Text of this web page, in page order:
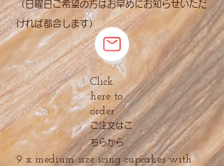
Click
here to
order
​ご注文はこ
ちらから
​（日曜日ご希望の方はお早めにお知らせいただ
ければ都合します）
9 x medium size icing cupcakes with